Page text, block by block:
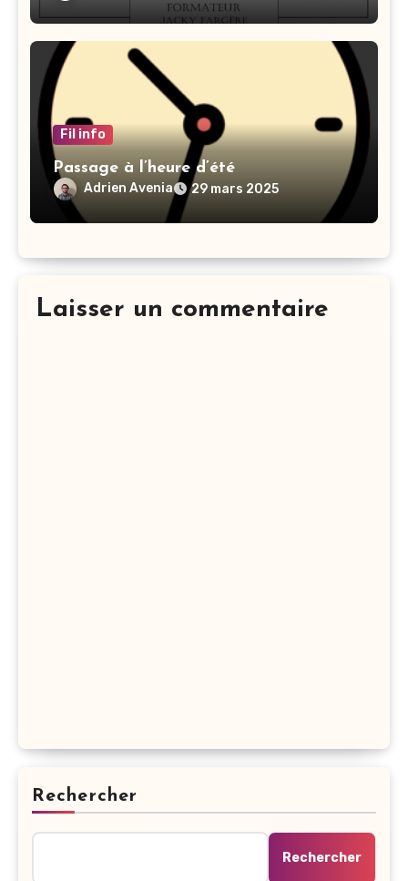
Fil info
Passage à l’heure d’été
Adrien Avenia 29 mars 2025
Laisser un commentaire
Rechercher
Rechercher